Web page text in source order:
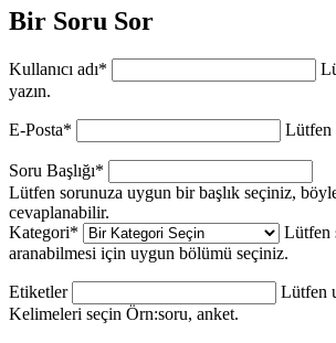
Bir Soru Sor
Kullanıcı adı*
yazın.
E-Posta* Lütfen
Soru Başlığı*
Lütfen sorunuza uygun bir başlık seçiniz,
cevaplanabilir.
Kategori*
Lütfen
aranabilmesi için uygun bölümü seçiniz.
Etiketler
Lütfen
Kelimeleri seçin Örn:soru, anket.